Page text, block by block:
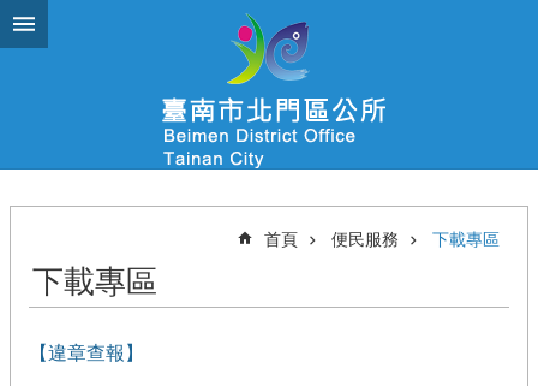
跳到主要內容區塊
首頁 便民服務 下載專區
下載專區
【違章查報】